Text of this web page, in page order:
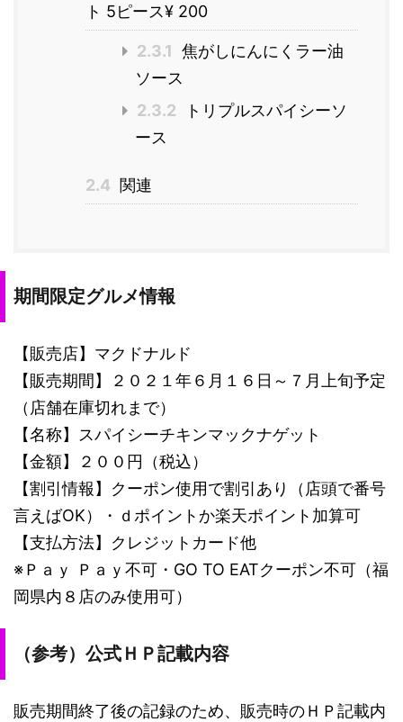
ト 5ピース¥ 200
2.3.1 焦がしにんにくラー油
ソース
2.3.2
トリプルスパイシーソ
ース
2.4 関連
期間限定グルメ情報
【販売店】マクドナルド
【販売期間】２０２１年６月１６日～７月上旬予定
（店舗在庫切れまで）
【名称】スパイシーチキンマックナゲット
【金額】２００円（税込）
【割引情報】クーポン使用で割引あり（店頭で番号
言えばOK）・ｄポイントか楽天ポイント加算可
【支払方法】クレジットカード他
※Ｐａｙ Ｐａｙ不可・GO TO EATクーポン不可（福
岡県内８店のみ使用可）
（参考）公式ＨＰ記載内容
販売期間終了後の記録のため、販売時のＨＰ記載内